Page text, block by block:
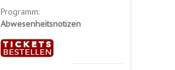
Programm:
Abwesenheitsnotizen